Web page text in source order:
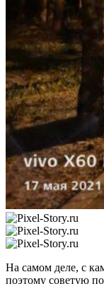
На самом деле, с
поэтому советую